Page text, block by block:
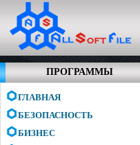
ПРОГРАММЫ
ГЛАВНАЯ
БЕЗОПАСНОСТЬ
БИЗНЕС